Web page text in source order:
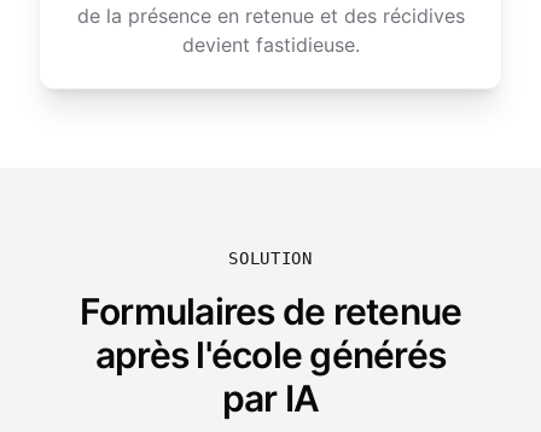
de la présence en retenue et des récidives
devient fastidieuse.
SOLUTION
Formulaires de retenue
après l'école générés
par IA